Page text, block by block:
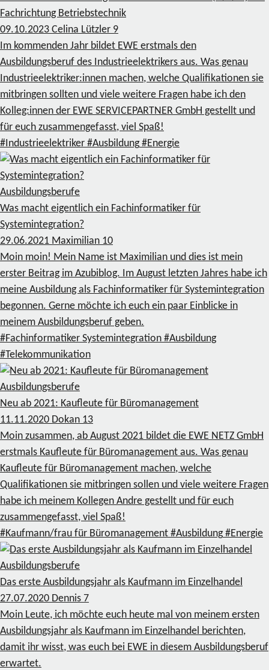
Fachrichtung Betriebstechnik
09.10.2023 Celina Lützler 9
Im kommenden Jahr bildet EWE erstmals den
Ausbildungsberuf des Industrieelektrikers aus. Was genau
Industrieelektriker:innen machen, welche Qualifikationen sie
mitbringen sollten und viele weitere Fragen habe ich den
Kolleg:innen der EWE SERVICEPARTNER GmbH gestellt und
für euch zusammengefasst, viel Spaß!
#Industrieelektriker #Ausbildung #Energie
Ausbildungsberufe
Was macht eigentlich ein Fachinformatiker für
Systemintegration?
29.06.2021 Maximilian 10
Moin moin! Mein Name ist Maximilian und dies ist mein
erster Beitrag im Azubiblog. Im August letzten Jahres habe ich
meine Ausbildung als Fachinformatiker für Systemintegration
begonnen. Gerne möchte ich euch ein paar Einblicke in
meinem Ausbildungsberuf geben.
#Fachinformatiker Systemintegration #Ausbildung
#Telekommunikation
Ausbildungsberufe
Neu ab 2021: Kaufleute für Büromanagement
11.11.2020 Dokan 13
Moin zusammen, ab August 2021 bildet die EWE NETZ GmbH
erstmals Kaufleute für Büromanagement aus. Was genau
Kaufleute für Büromanagement machen, welche
Qualifikationen sie mitbringen sollen und viele weitere Fragen
habe ich meinem Kollegen Andre gestellt und für euch
zusammengefasst, viel Spaß!
#Kaufmann/frau für Büromanagement #Ausbildung #Energie
Ausbildungsberufe
Das erste Ausbildungsjahr als Kaufmann im Einzelhandel
27.07.2020 Dennis 7
Moin Leute, ich möchte euch heute mal von meinem ersten
Ausbildungsjahr als Kaufmann im Einzelhandel berichten,
damit ihr wisst, was euch bei EWE in diesem Ausbildungsberuf
erwartet.